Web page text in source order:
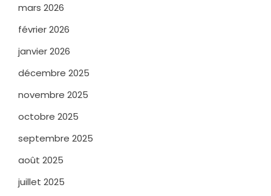
mars 2026
février 2026
janvier 2026
décembre 2025
novembre 2025
octobre 2025
septembre 2025
août 2025
juillet 2025